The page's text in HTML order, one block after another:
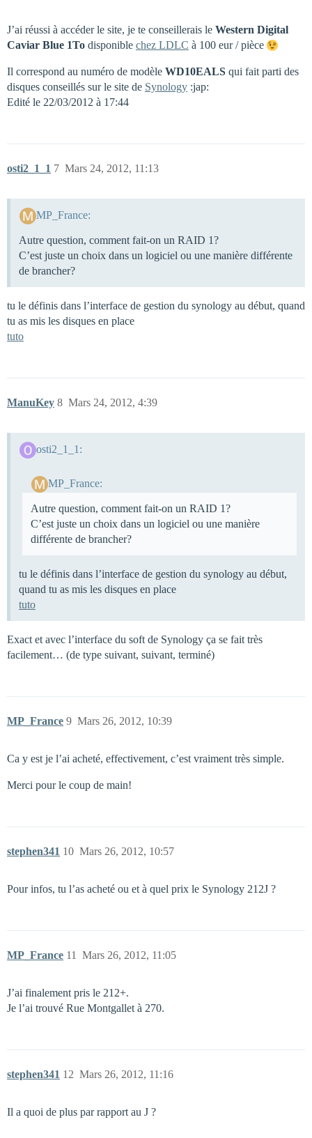
J’ai réussi à accéder le site, je te conseillerais le Western Digital
Caviar Blue 1To disponible chez LDLC à 100 eur / pièce
Il correspond au numéro de modèle WD10EALS qui fait parti des
disques conseillés sur le site de Synology :jap:
Edité le 22/03/2012 à 17:44
osti2_1_1 Mars 24, 2012, 11:13
7
MP_France:
Autre question, comment fait-on un RAID 1?
C’est juste un choix dans un logiciel ou une manière différente
de brancher?
tu le définis dans l’interface de gestion du synology au début, quand
tu as mis les disques en place
tuto
ManuKey Mars 24, 2012, 4:39
8
osti2_1_1:
MP_France:
Autre question, comment fait-on un RAID 1?
C’est juste un choix dans un logiciel ou une manière
différente de brancher?
tu le définis dans l’interface de gestion du synology au début,
quand tu as mis les disques en place
tuto
Exact et avec l’interface du soft de Synology ça se fait très
facilement… (de type suivant, suivant, terminé)
MP_France Mars 26, 2012, 10:39
9
Ca y est je l’ai acheté, effectivement, c’est vraiment très simple.
Merci pour le coup de main!
stephen341 Mars 26, 2012, 10:57
10
Pour infos, tu l’as acheté ou et à quel prix le Synology 212J ?
MP_France Mars 26, 2012, 11:05
11
J’ai finalement pris le 212+.
Je l’ai trouvé Rue Montgallet à 270.
stephen341 Mars 26, 2012, 11:16
12
Il a quoi de plus par rapport au J ?